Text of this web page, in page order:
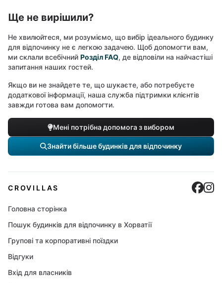
Ще не вирішили?
Не хвилюйтеся, ми розуміємо, що вибір ідеального будинку
для відпочинку не є легкою задачею. Щоб допомогти вам,
ми склали всебічний Розділ FAQ, де відповіли на найчастіші
запитання наших гостей.
Якщо ви не знайдете те, що шукаєте, або потребуєте
додаткової інформації, наша служба підтримки клієнтів
завжди готова вам допомогти.
Мені потрібна допомога з вибором
Знайти більше будинків для відпочинку
CROVILLAS
Головна сторінка
Пошук будинків для відпочинку в Хорватії
Групові та корпоративні поїздки
Відгуки
Вхід для власників